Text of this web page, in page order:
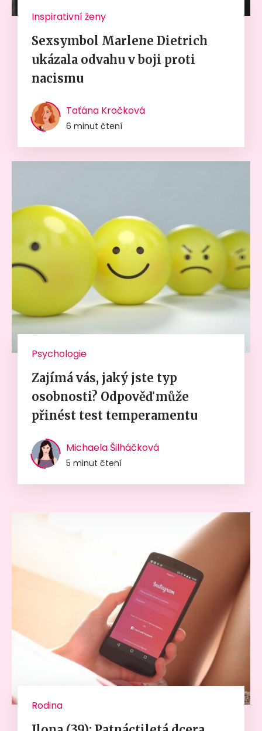
Inspirativní ženy
Sexsymbol Marlene Dietrich
ukázala odvahu v boji proti
nacismu
Taťána Kročková
6 minut čtení
Psychologie
Zajímá vás, jaký jste typ
osobnosti? Odpověď může
přinést test temperamentu
Michaela Šilháčková
5 minut čtení
Rodina